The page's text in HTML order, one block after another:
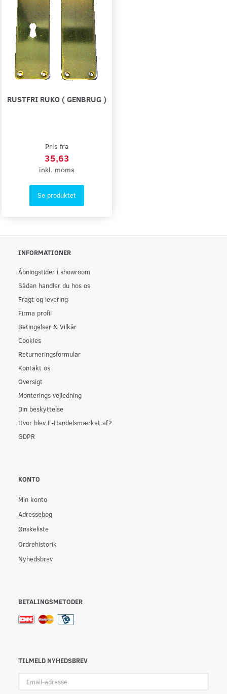
RUSTFRI RUKO ( GENBRUG )
Pris fra
35,63
inkl. moms
Se produktet
INFORMATIONER
Åbningstider i showroom
Sådan handler du hos os
Fragt og levering
Firma profil
Betingelser & Vilkår
Cookies
Returneringsformular
Kontakt os
Oversigt
Monterings vejledning
Din beskyttelse
Hvor blev E-Handelsmærket af?
GDPR
KONTO
Min konto
Adressebog
Ønskeliste
Ordrehistorik
Nyhedsbrev
BETALINGSMETODER
TILMELD NYHEDSBREV
adresse